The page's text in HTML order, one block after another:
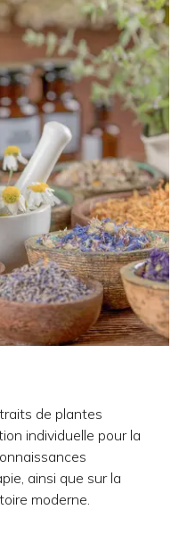
de plantes
individuelle pour la
ainsi que sur la
moderne.